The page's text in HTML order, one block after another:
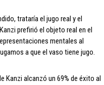
trataría el jugo real y el
prefirió el objeto real en el
mentales al
a que el vaso tiene jugo.
Kanzi alcanzó un 69% de éxito al